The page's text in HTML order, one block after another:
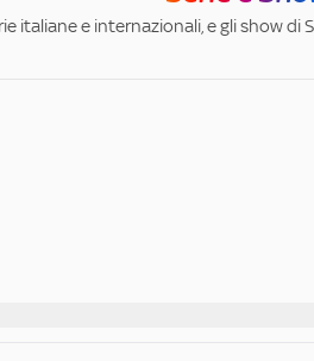
italiane e internazionali, e gli show